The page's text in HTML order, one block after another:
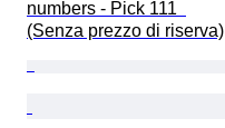
numbers - Pick 111
(Senza prezzo di riserva)